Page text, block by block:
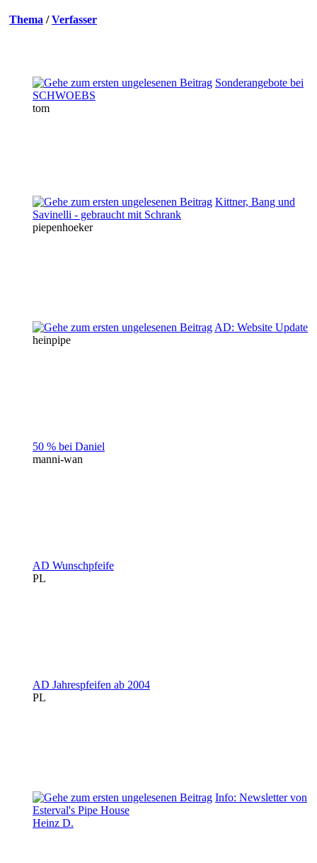
Thema /Verfasser
Sonderangebote bei
SCHWOEBS
tom
Kittner, Bang und
Savinelli - gebraucht mit Schrank
piepenhoeker
AD: Website Update
heinpipe
50 % bei Daniel
manni-wan
AD Wunschpfeife
PL
AD Jahrespfeifen ab 2004
PL
Info: Newsletter von
Esterval's Pipe House
Heinz D.